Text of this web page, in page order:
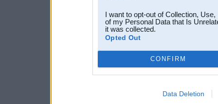
I want to opt-out of Collection,
of my Personal Data that Is
it was collected.
Opted Out
CONFIRM
Data Deletion